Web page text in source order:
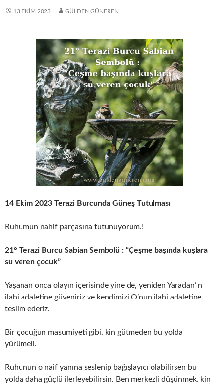
13 EKIM 2023 GÜLDEN GÜNEREN
14 Ekim 2023 Terazi Burcunda Güneş Tutulması
Ruhumun nahif parçasına tutunuyorum.!
21° Terazi Burcu Sabian Sembolü : “Çeşme başında kuşlara
su veren çocuk”
Yaşanan onca olayın içerisinde yine de, yeniden Yaradan’ın
ilahi adaletine güveniriz ve kendimizi O’nun ilahi adaletine
teslim ederiz.
Bir çocuğun masumiyeti gibi, kin gütmeden bu yolda
yürümeli.
Ruhunun o naif yanına seslenip bağışlayıcı olabilirsen bu
yolda daha güçlü ilerleyebilirsin. Ben merkezli düşünmek, kin